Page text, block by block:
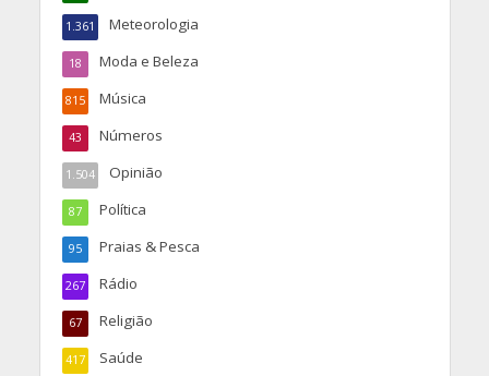
Meteorologia
1.361
Moda e Beleza
18
Música
815
Números
43
Opinião
1.504
Política
87
Praias & Pesca
95
Rádio
267
Religião
67
Saúde
417